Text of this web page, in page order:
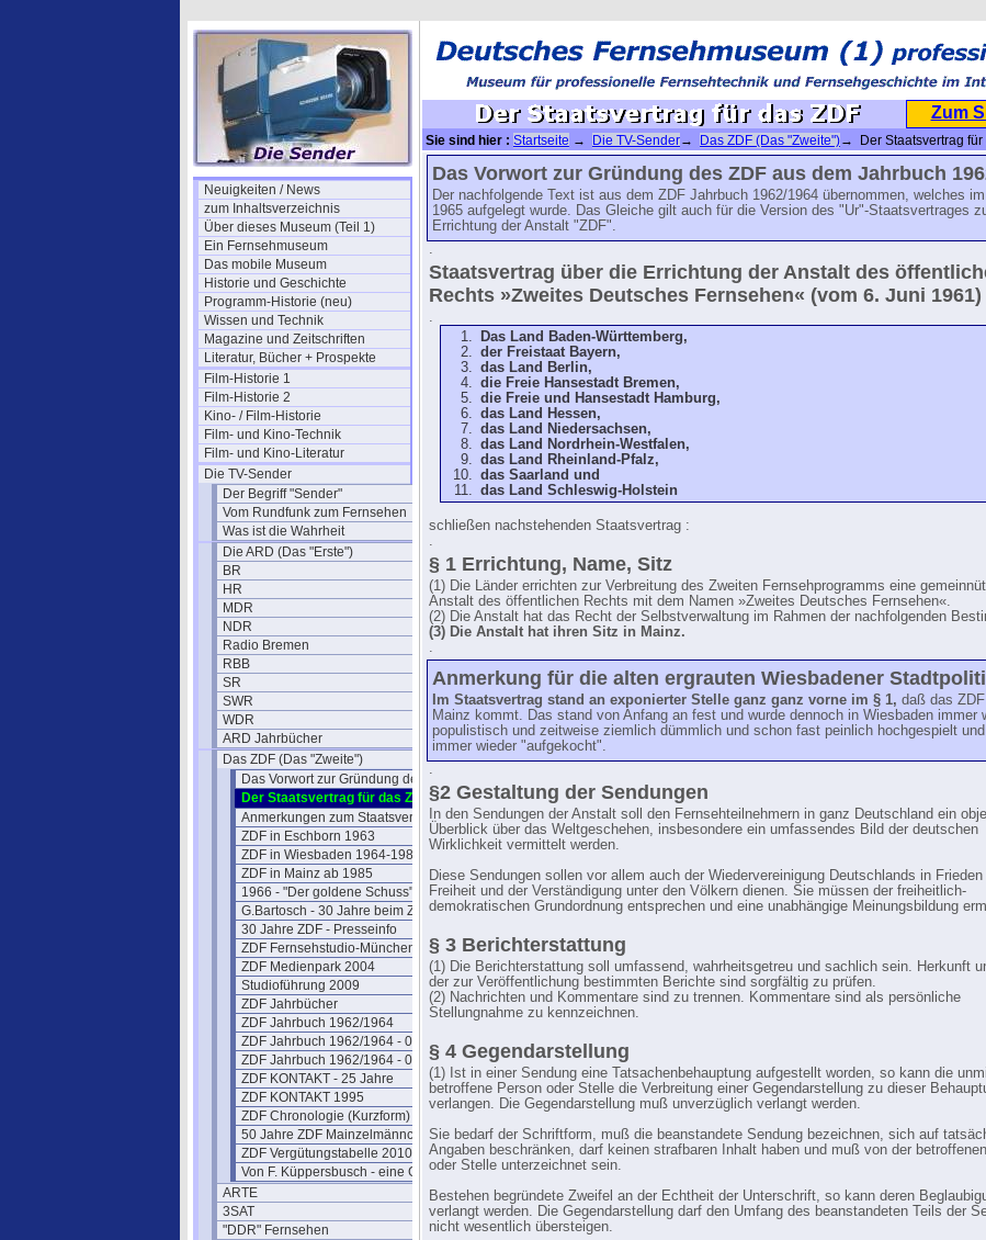
Neuigkeiten / News
zum Inhaltsverzeichnis
Über dieses Museum (Teil 1)
Ein Fernsehmuseum
Das mobile Museum
Historie und Geschichte
Programm-Historie (neu)
Wissen und Technik
Magazine und Zeitschriften
Literatur, Bücher + Prospekte
Film-Historie 1
Film-Historie 2
Kino- / Film-Historie
Film- und Kino-Technik
Film- und Kino-Literatur
Die TV-Sender
Der Begriff "Sender"
Vom Rundfunk zum Fernsehen
Was ist die Wahrheit
Die ARD (Das "Erste")
BR
HR
MDR
NDR
Radio Bremen
RBB
SR
SWR
WDR
ARD Jahrbücher
Das ZDF (Das "Zweite")
Das Vorwort zur Gründung des ZDF
Der Staatsvertrag für das ZDF
Anmerkungen zum Staatsvertrag
ZDF in Eschborn 1963
ZDF in Wiesbaden 1964-1984
ZDF in Mainz ab 1985
1966 - "Der goldene Schuss" Fotos
G.Bartosch - 30 Jahre beim ZDF
30 Jahre ZDF - Presseinfo
ZDF Fernsehstudio-München
ZDF Medienpark 2004
Studioführung 2009
ZDF Jahrbücher
ZDF Jahrbuch 1962/1964
ZDF Jahrbuch 1962/1964 - 02
ZDF Jahrbuch 1962/1964 - 03
ZDF KONTAKT - 25 Jahre
ZDF KONTAKT 1995
ZDF Chronologie (Kurzform)
50 Jahre ZDF Mainzelmännchen
ZDF Vergütungstabelle 2010
Von F. Küppersbusch - eine Glosse ?
ARTE
3SAT
"DDR" Fernsehen
Zum
Sie sind hier : Startseite → Die TV-Sender→ Das ZDF (Das "Zweite")→ Der Staatsvertrag für
Das Vorwort zur Gründung des ZDF aus dem Jahrbuch
Der nachfolgende Text ist aus dem ZDF Jahrbuch 1962/1964 übernommen, welches
1965 aufgelegt wurde. Das Gleiche gilt auch für die Version des "Ur"-Staatsvertrages
Errichtung der Anstalt "ZDF".
.
Staatsvertrag über die Errichtung der Anstalt des
Rechts »Zweites Deutsches Fernsehen« (vom 6. Juni 1961)
.
Das Land Baden-Württemberg,
der Freistaat Bayern,
das Land Berlin,
die Freie Hansestadt Bremen,
die Freie und Hansestadt Hamburg,
das Land Hessen,
das Land Niedersachsen,
das Land Nordrhein-Westfalen,
das Land Rheinland-Pfalz,
das Saarland und
das Land Schleswig-Holstein
schließen nachstehenden Staatsvertrag :
.
§ 1 Errichtung, Name, Sitz
(1) Die Länder errichten zur Verbreitung des Zweiten Fernsehprogramms eine
Anstalt des öffentlichen Rechts mit dem Namen »Zweites Deutsches Fernsehen«.
(2) Die Anstalt hat das Recht der Selbstverwaltung im Rahmen der nachfolgenden
(3) Die Anstalt hat ihren Sitz in Mainz.
.
Anmerkung für die alten ergrauten Wiesbadener
Im Staatsvertrag stand an exponierter Stelle ganz ganz vorne im § 1, daß das
Mainz kommt. Das stand von Anfang an fest und wurde dennoch in Wiesbaden immer
populistisch und zeitweise ziemlich dümmlich und schon fast peinlich hochgespielt
immer wieder "aufgekocht".
.
§2 Gestaltung der Sendungen
In den Sendungen der Anstalt soll den Fernsehteilnehmern in ganz Deutschland ein
Überblick über das Weltgeschehen, insbesondere ein umfassendes Bild der deutschen
Wirklichkeit vermittelt werden.
Diese Sendungen sollen vor allem auch der Wiedervereinigung Deutschlands in Frieden
Freiheit und der Verständigung unter den Völkern dienen. Sie müssen der freiheitlich-
demokratischen Grundordnung entsprechen und eine unabhängige Meinungsbildung
§ 3 Berichterstattung
(1) Die Berichterstattung soll umfassend, wahrheitsgetreu und sachlich sein. Herkunft
der zur Veröffentlichung bestimmten Berichte sind sorgfältig zu prüfen.
(2) Nachrichten und Kommentare sind zu trennen. Kommentare sind als persönliche
Stellungnahme zu kennzeichnen.
§ 4 Gegendarstellung
(1) Ist in einer Sendung eine Tatsachenbehauptung aufgestellt worden, so kann die
betroffene Person oder Stelle die Verbreitung einer Gegendarstellung zu dieser
verlangen. Die Gegendarstellung muß unverzüglich verlangt werden.
Sie bedarf der Schriftform, muß die beanstandete Sendung bezeichnen, sich auf
Angaben beschränken, darf keinen strafbaren Inhalt haben und muß von der
oder Stelle unterzeichnet sein.
Bestehen begründete Zweifel an der Echtheit der Unterschrift, so kann deren
verlangt werden. Die Gegendarstellung darf den Umfang des beanstandeten Teils der
nicht wesentlich übersteigen.